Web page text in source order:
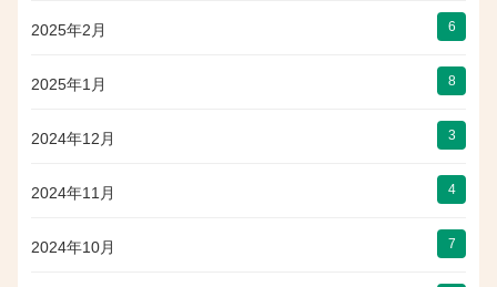
2025年2月 6
2025年1月 8
2024年12月 3
2024年11月 4
2024年10月 7